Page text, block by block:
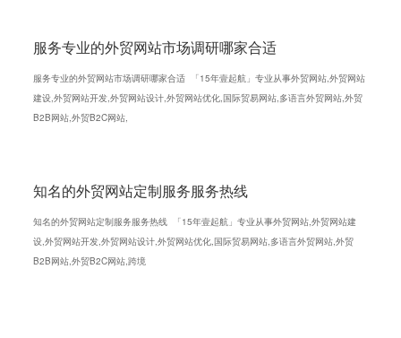
服务专业的外贸网站市场调研哪家合适
服务专业的外贸网站市场调研哪家合适 「15年壹起航」专业从事外贸网站,外贸网站
建设,外贸网站开发,外贸网站设计,外贸网站优化,国际贸易网站,多语言外贸网站,外贸
B2B网站,外贸B2C网站,
知名的外贸网站定制服务服务热线
知名的外贸网站定制服务服务热线 「15年壹起航」专业从事外贸网站,外贸网站建
设,外贸网站开发,外贸网站设计,外贸网站优化,国际贸易网站,多语言外贸网站,外贸
B2B网站,外贸B2C网站,跨境